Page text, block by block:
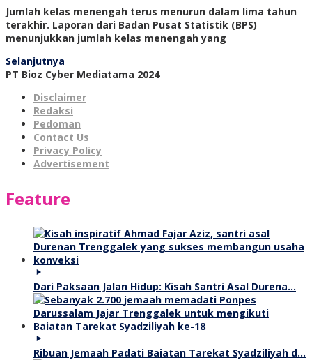
Jumlah kelas menengah terus menurun dalam lima tahun
terakhir. Laporan dari Badan Pusat Statistik (BPS)
menunjukkan jumlah kelas menengah yang
Selanjutnya
PT Bioz Cyber Mediatama 2024
Disclaimer
Redaksi
Pedoman
Contact Us
Privacy Policy
Advertisement
Feature
Dari Paksaan Jalan Hidup: Kisah Santri Asal Durena…
Ribuan Jemaah Padati Baiatan Tarekat Syadziliyah d…